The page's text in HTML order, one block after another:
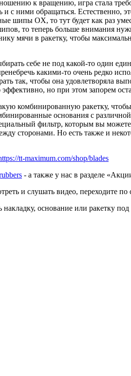
к вращению, игра стала
и с ними обращаться.
шипы OX, то тут будет как раз
то теперь больше внимания
мячи в ракетку, чтобы
себе не под какой-то один
какими-то очень редко
так, чтобы она удовлетворяла
но при этом запорем
комбинированную ракетку,
основания с
фильтр, которым вы
сторонами. Но есть также и
tt-maximum.com/shop/blades
- а также у нас в разделе
и слушать видео, переходите
основание или ракетку